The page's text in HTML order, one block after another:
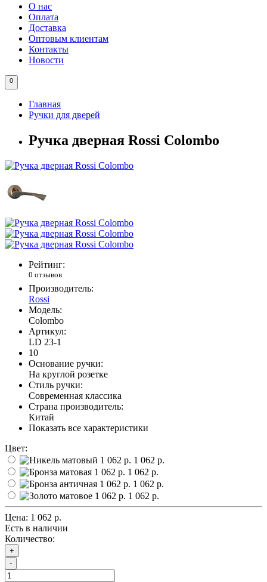
О нас
Оплата
Доставка
Оптовым клиентам
Контакты
Новости
0
Главная
Ручки для дверей
Ручка дверная Rossi Colombo
Рейтинг:
0 отзывов
Производитель:
Rossi
Модель:
Colombo
Артикул:
LD 23-1
10
Основание ручки:
На круглой розетке
Стиль ручки:
Современная классика
Страна производитель:
Китай
Показать все характеристики
Цвет:
1 062 р.
1 062 р.
1 062 р.
1 062 р.
Цена: 1 062 р.
Есть в наличии
Количество:
+
-